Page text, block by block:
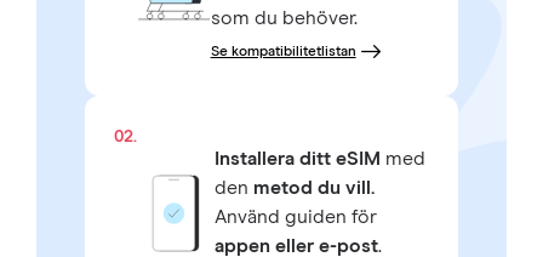
som du behöver.
Se kompatibilitetlistan
02.
Installera ditt eSIM med
den metod du vill.
Använd guiden för
appen eller e-post.